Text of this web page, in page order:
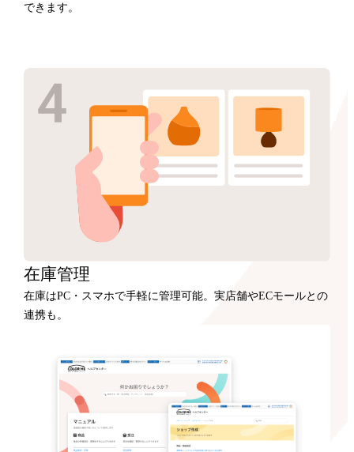
できます。
在庫管理
在庫はPC・スマホで手軽に管理可能。実店舗やECモールとの
連携も。